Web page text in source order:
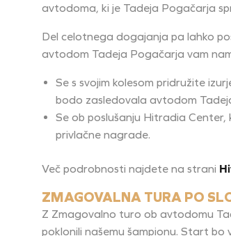
avtodoma, ki je Tadeja Pogačarja
Del celotnega dogajanja pa lahko
avtodom Tadeja Pogačarja vam
Se s svojim kolesom pridružite
bodo zasledovala avtodom
Se ob poslušanju Hitradia
privlačne nagrade.
Več podrobnosti najdete na strani
ZMAGOVALNA TURA PO
Z Zmagovalno turo ob avtodomu
poklonili našemu šampionu. Start bo